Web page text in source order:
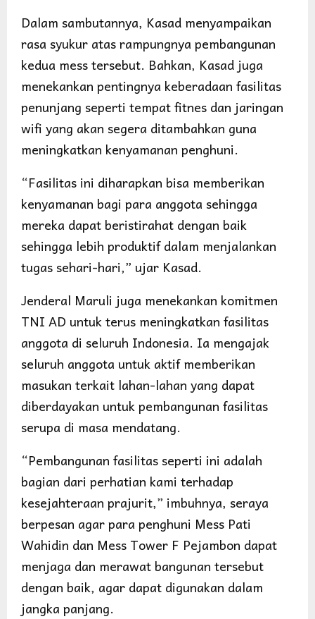
Dalam sambutannya, Kasad menyampaikan
rasa syukur atas rampungnya pembangunan
kedua mess tersebut. Bahkan, Kasad juga
menekankan pentingnya keberadaan fasilitas
penunjang seperti tempat fitnes dan jaringan
wifi yang akan segera ditambahkan guna
meningkatkan kenyamanan penghuni.
“Fasilitas ini diharapkan bisa memberikan
kenyamanan bagi para anggota sehingga
mereka dapat beristirahat dengan baik
sehingga lebih produktif dalam menjalankan
tugas sehari-hari,” ujar Kasad.
Jenderal Maruli juga menekankan komitmen
TNI AD untuk terus meningkatkan fasilitas
anggota di seluruh Indonesia. Ia mengajak
seluruh anggota untuk aktif memberikan
masukan terkait lahan-lahan yang dapat
diberdayakan untuk pembangunan fasilitas
serupa di masa mendatang.
“Pembangunan fasilitas seperti ini adalah
bagian dari perhatian kami terhadap
kesejahteraan prajurit,” imbuhnya, seraya
berpesan agar para penghuni Mess Pati
Wahidin dan Mess Tower F Pejambon dapat
menjaga dan merawat bangunan tersebut
dengan baik, agar dapat digunakan dalam
jangka panjang.